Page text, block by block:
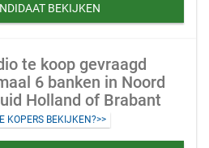
BEKIJKEN
te koop gevraagd
6 banken in Noord
Holland of Brabant
KOPERS BEKIJKEN?>>